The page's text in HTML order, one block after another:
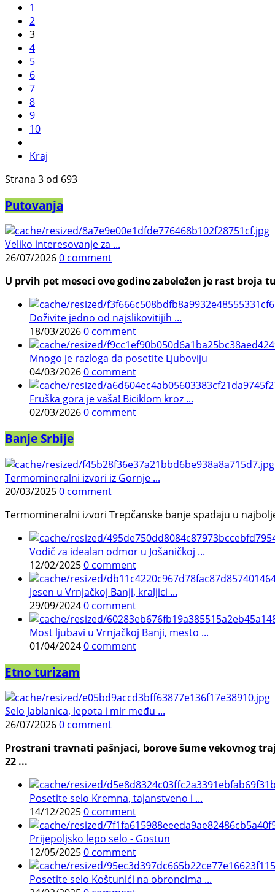
1
2
3
4
5
6
7
8
9
10
Kraj
Strana 3 od 693
Putovanja
Veliko interesovanje za ...
26/07/20260 comment
U prvih pet meseci ove godine zabeležen je rast
Doživite jedno od najslikovitijih ...
18/03/20260 comment
Mnogo je razloga da posetite Ljuboviju
04/03/20260 comment
Fruška gora je vaša! Biciklom kroz ...
02/03/20260 comment
Banje Srbije
Termomineralni izvori iz Gornje ...
20/03/20250 comment
Termomineralni izvori Trepčanske banje spadaju u
Vodič za idealan odmor u Jošaničkoj ...
12/02/20250 comment
Jesen u Vrnjačkoj Banji, kraljici ...
29/09/20240 comment
Most ljubavi u Vrnjačkoj Banji, mesto ...
01/04/20240 comment
Etno turizam
Selo Jablanica, lepota i mir među ...
26/07/20260 comment
Prostrani travnati pašnjaci, borove šume vekovnog
22 ...
Posetite selo Kremna, tajanstveno i ...
14/12/20250 comment
Prijepoljsko lepo selo - Gostun
12/05/20250 comment
Posetite selo Koštunići na obroncima ...